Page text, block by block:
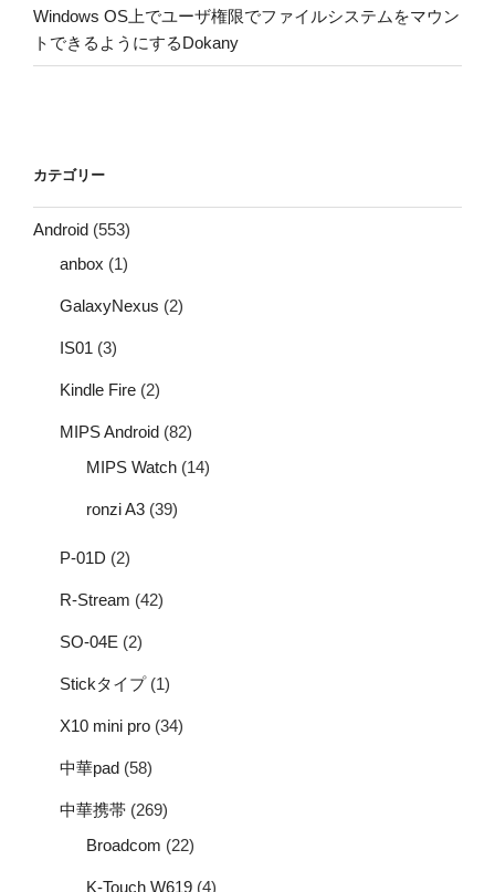
Windows OS上でユーザ権限でファイルシステムをマウン
トできるようにするDokany
カテゴリー
Android (553)
anbox (1)
GalaxyNexus (2)
IS01 (3)
Kindle Fire (2)
MIPS Android (82)
MIPS Watch (14)
ronzi A3 (39)
P-01D (2)
R-Stream (42)
SO-04E (2)
Stickタイプ(1)
X10 mini pro (34)
中華pad (58)
中華携帯 (269)
Broadcom (22)
K-Touch W619 (4)